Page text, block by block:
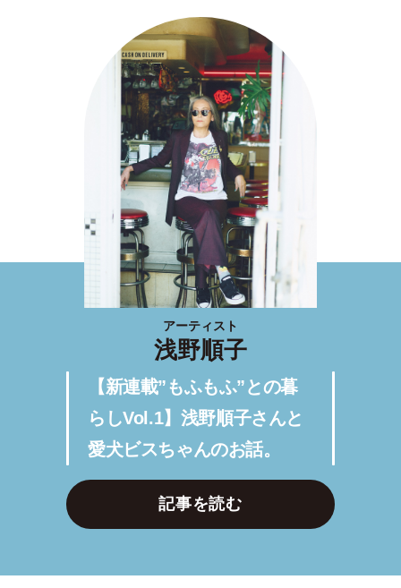
アーティスト
浅野順子
【新連載”もふもふ”との暮
らしVol.1】浅野順子さんと
愛犬ビスちゃんのお話。
記事を読む